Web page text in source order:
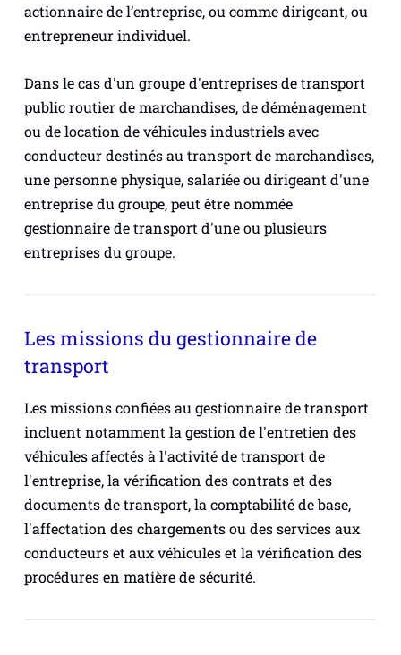
actionnaire de l’entreprise, ou comme dirigeant, ou
entrepreneur individuel.
Dans le cas d'un groupe d'entreprises de transport
public routier de marchandises, de déménagement
ou de location de véhicules industriels avec
conducteur destinés au transport de marchandises,
une personne physique, salariée ou dirigeant d'une
entreprise du groupe, peut être nommée
gestionnaire de transport d'une ou plusieurs
entreprises du groupe.
Les missions du gestionnaire de
transport
Les missions confiées au gestionnaire de transport
incluent notamment la gestion de l'entretien des
véhicules affectés à l'activité de transport de
l'entreprise, la vérification des contrats et des
documents de transport, la comptabilité de base,
l'affectation des chargements ou des services aux
conducteurs et aux véhicules et la vérification des
procédures en matière de sécurité.